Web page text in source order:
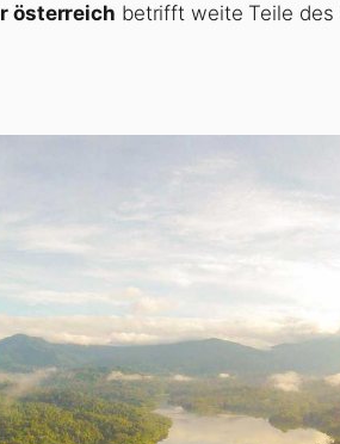
österreich betrifft weite Teile